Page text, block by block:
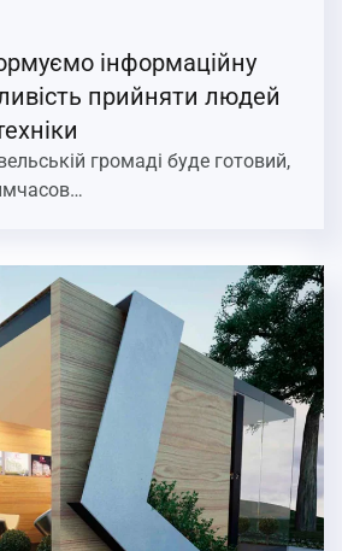
інформаційну
прийняти людей
громаді буде готовий,